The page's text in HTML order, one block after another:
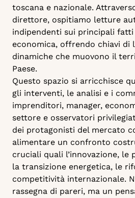
toscana e nazionale.
direttore, ospitiamo letture
indipendenti sui principali
economica, offrendo chiavi di
dinamiche che muovono il
Paese.
Questo spazio si arricchisce
gli interventi, le analisi e i
imprenditori, manager,
settore e osservatori
dei protagonisti del mercato
alimentare un confronto
cruciali quali l’innovazione,
la transizione energetica, le
competitività internazionale.
rassegna di pareri, ma un